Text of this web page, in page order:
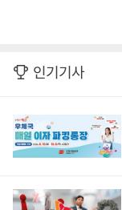
인기기사